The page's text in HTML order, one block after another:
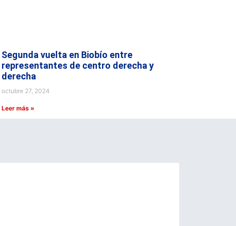
Segunda vuelta en Biobío entre
representantes de centro derecha y
derecha
octubre 27, 2024
Leer más »